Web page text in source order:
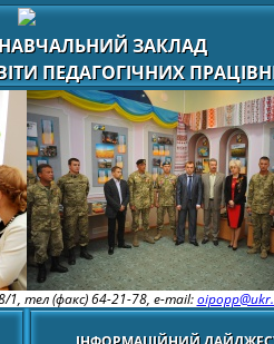
ЗАКЛАД
ПЕДАГОГІЧНИХ
1, тел (факс) 64-21-78, e-mail: